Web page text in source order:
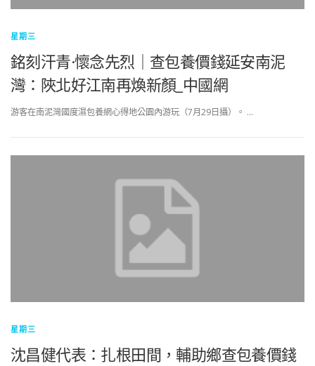
星期三
銘刻汗青·懷念先烈｜查包養價錢延安南泥
灣：陜北好江南再煥新顏_中國網
游客在南泥灣國度濕包養網心得地公園內游玩（7月29日攝）。 …
星期三
沈昌健代表：扎根田間，輔助鄉查包養價錢